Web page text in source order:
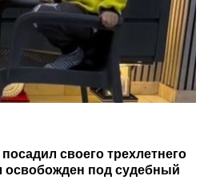
своего трехлетнего
освобожден под судебный